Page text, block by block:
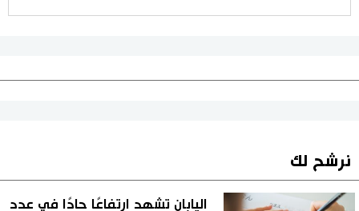
نرشح لك
اليابان تشهد ارتفاعًا حادًا في عدد